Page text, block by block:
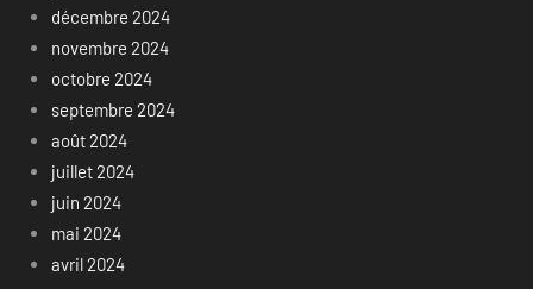
décembre 2024
novembre 2024
octobre 2024
septembre 2024
août 2024
juillet 2024
juin 2024
mai 2024
avril 2024